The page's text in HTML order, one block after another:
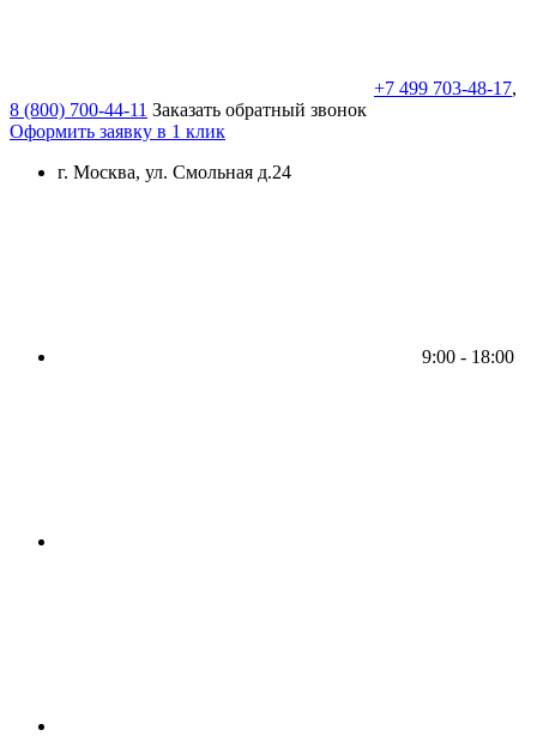
+7 499 703-48-17,
8 (800) 700-44-11 Заказать обратный звонок
Оформить заявку в 1 клик
г. Москва, ул. Смольная д.24
9:00 - 18:00